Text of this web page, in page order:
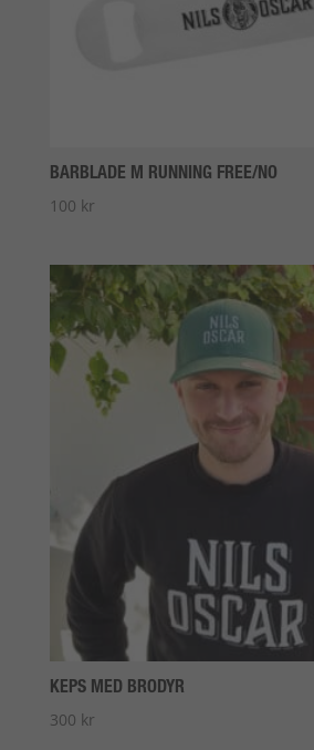
BARBLADE M RUNNING FREE/NO
100 kr
KEPS MED BRODYR
300 kr